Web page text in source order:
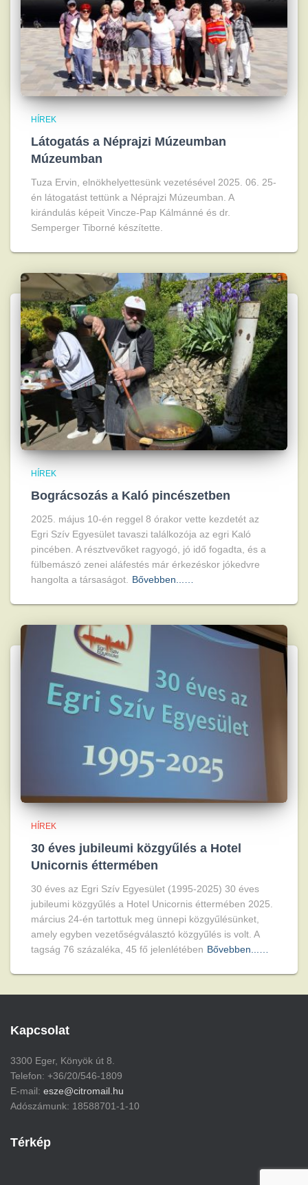
HÍREK
Látogatás a Néprajzi Múzeumban
Múzeumban
Tuza Ervin, elnökhelyettesünk vezetésével 2025. 06. 25-
én látogatást tettünk a Néprajzi Múzeumban. A
kirándulás képeit Vincze-Pap Kálmánné és dr.
Semperger Tiborné készítette.
HÍREK
Bográcsozás a Kaló pincészetben
2025. május 10-én reggel 8 órakor vette kezdetét az
Egri Szív Egyesület tavaszi találkozója az egri Kaló
pincében. A résztvevőket ragyogó, jó idő fogadta, és a
fülbemászó zenei aláfestés már érkezéskor jókedvre
hangolta a társaságot. Bővebben...…
HÍREK
30 éves jubileumi közgyűlés a Hotel
Unicornis éttermében
30 éves az Egri Szív Egyesület (1995-2025) 30 éves
jubileumi közgyűlés a Hotel Unicornis éttermében 2025.
március 24-én tartottuk meg ünnepi közgyűlésünket,
amely egyben vezetőségválasztó közgyűlés is volt. A
tagság 76 százaléka, 45 fő jelenlétében Bővebben...…
Kapcsolat
3300 Eger, Könyök út 8.
Telefon: +36/20/546-1809
E-mail: esze@citromail.hu
Adószámunk: 18588701-1-10
Térkép